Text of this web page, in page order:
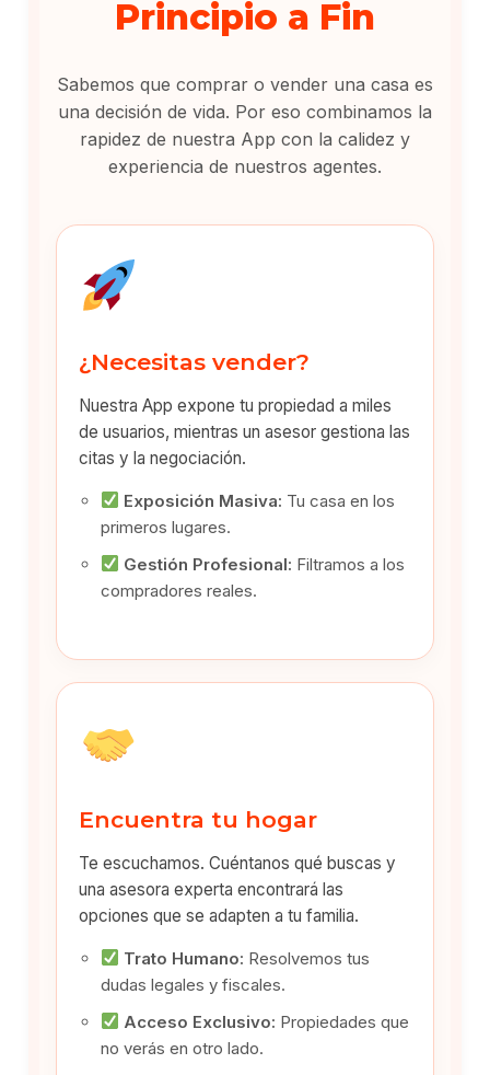
Principio a Fin
Sabemos que comprar o vender una casa es
una decisión de vida. Por eso combinamos la
rapidez de nuestra App con la calidez y
experiencia de nuestros agentes.
¿Necesitas vender?
Nuestra App expone tu propiedad a miles
de usuarios, mientras un asesor gestiona las
citas y la negociación.
Exposición Masiva: Tu casa en los
primeros lugares.
Gestión Profesional: Filtramos a los
compradores reales.
Encuentra tu hogar
Te escuchamos. Cuéntanos qué buscas y
una asesora experta encontrará las
opciones que se adapten a tu familia.
Trato Humano: Resolvemos tus
dudas legales y fiscales.
Acceso Exclusivo: Propiedades que
no verás en otro lado.